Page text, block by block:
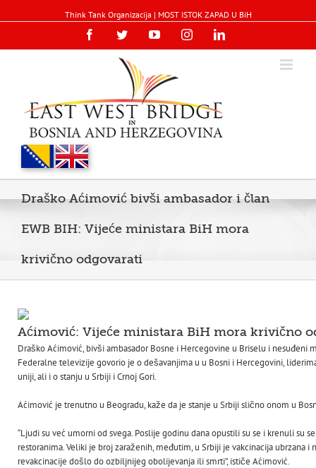
Think Tank Organizacija | MOST ISTOK ZAPAD U BiH
FacebookTwitterYouTubeInstagramLinkedin
Draško Aćimović bivši ambasador i član
EWB BIH: Vijeće ministara BiH mora
krivično odgovarati
Aćimović: Vijeće ministara BiH mora krivično
Draško Aćimović, bivši ambasador Bosne i Hercegovine u Briselu i nesuđeni
Federalne televizije govorio je o dešavanjima u u Bosni i Hercegovini,
uniji, ali i o stanju u Srbiji i Crnoj Gori.
Aćimović je trenutno u Beogradu, kaže da je stanje u Srbiji slično onom u
“Ljudi su već umorni od svega. Poslije godinu dana opustili su se i krenuli su
restoranima. Veliki je broj zaraženih, međutim, u Srbiji je vakcinacija ubrzana
revakcinacije došlo do ozbiljnijeg obolijevanja ili smrti”, ističe Aćimović.